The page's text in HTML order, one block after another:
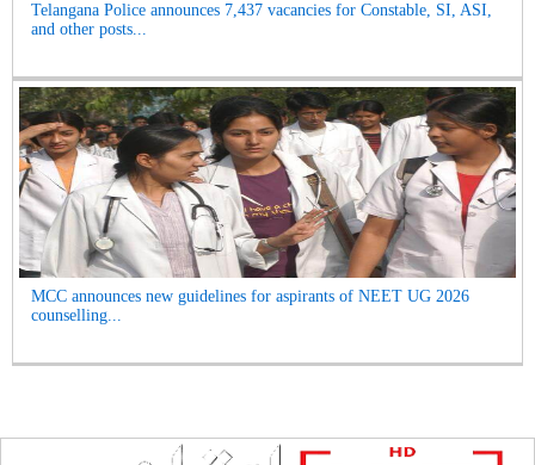
Telangana Police announces 7,437 vacancies for Constable, SI, ASI,
and other posts...
MCC announces new guidelines for aspirants of NEET UG 2026
counselling...